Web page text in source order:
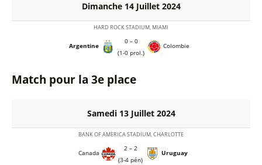
Dimanche 14 Juillet 2024
HARD ROCK STADIUM, MIAMI
Argentine
0 – 0
(1-0 prol.)
Colombie
Match pour la 3e place
Samedi 13 Juillet 2024
BANK OF AMERICA STADIUM, CHARLOTTE
Canada
2 – 2
(3-4 pén)
Uruguay